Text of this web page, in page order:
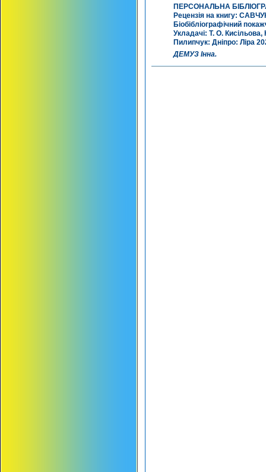
ПЕРСОНАЛЬНА
Рецензія на книгу:
Біобібліографічний
Укладачі: Т. О.
Пилипчук: Дніпро: Ліра
ДЕМУЗ Інна.